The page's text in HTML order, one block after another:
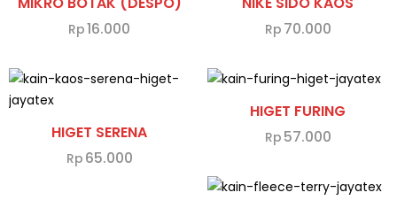
Rp16.000 Rp 70.000
HIGET SERENA
Rp 65.000
HIGET FURING
Rp 57.000